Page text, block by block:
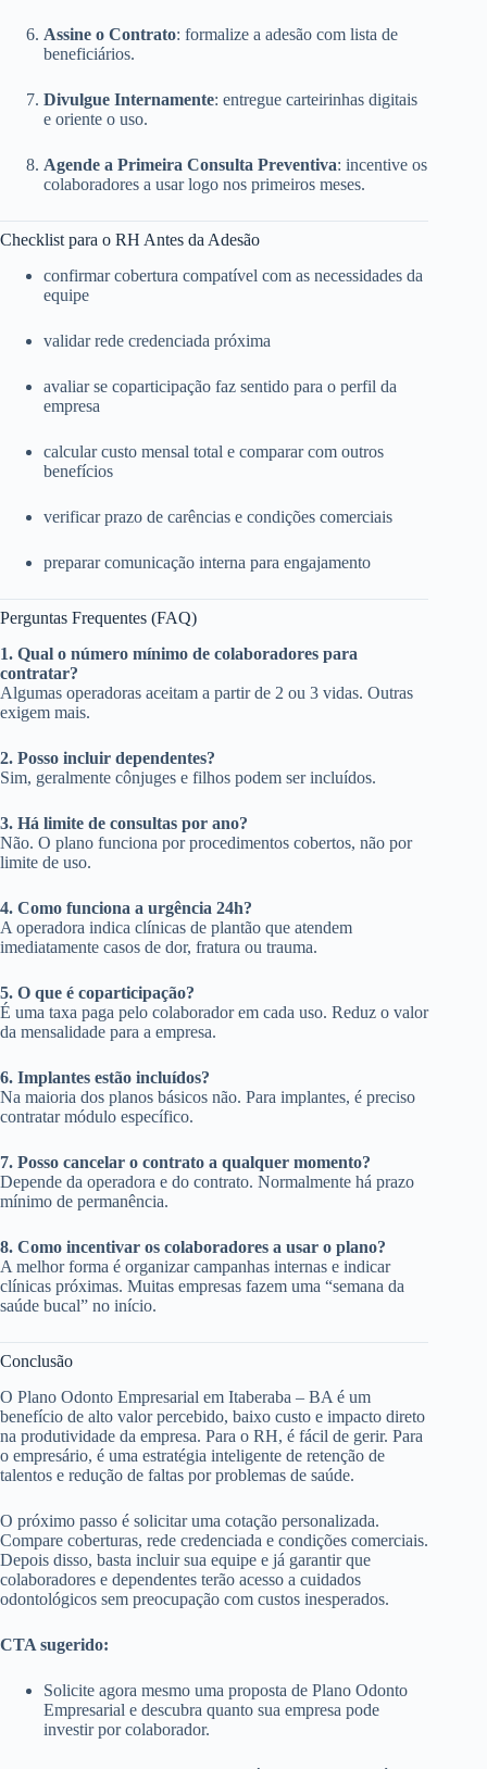
Assine o Contrato: formalize a adesão com lista de
beneficiários.
Divulgue Internamente: entregue carteirinhas digitais
e oriente o uso.
Agende a Primeira Consulta Preventiva: incentive os
colaboradores a usar logo nos primeiros meses.
Checklist para o RH Antes da Adesão
confirmar cobertura compatível com as necessidades da
equipe
validar rede credenciada próxima
avaliar se coparticipação faz sentido para o perfil da
empresa
calcular custo mensal total e comparar com outros
benefícios
verificar prazo de carências e condições comerciais
preparar comunicação interna para engajamento
Perguntas Frequentes (FAQ)
1. Qual o número mínimo de colaboradores para
contratar?
Algumas operadoras aceitam a partir de 2 ou 3 vidas. Outras
exigem mais.
2. Posso incluir dependentes?
Sim, geralmente cônjuges e filhos podem ser incluídos.
3. Há limite de consultas por ano?
Não. O plano funciona por procedimentos cobertos, não por
limite de uso.
4. Como funciona a urgência 24h?
A operadora indica clínicas de plantão que atendem
imediatamente casos de dor, fratura ou trauma.
5. O que é coparticipação?
É uma taxa paga pelo colaborador em cada uso. Reduz o valor
da mensalidade para a empresa.
6. Implantes estão incluídos?
Na maioria dos planos básicos não. Para implantes, é preciso
contratar módulo específico.
7. Posso cancelar o contrato a qualquer momento?
Depende da operadora e do contrato. Normalmente há prazo
mínimo de permanência.
8. Como incentivar os colaboradores a usar o plano?
A melhor forma é organizar campanhas internas e indicar
clínicas próximas. Muitas empresas fazem uma “semana da
saúde bucal” no início.
Conclusão
O Plano Odonto Empresarial em Itaberaba – BA é um
benefício de alto valor percebido, baixo custo e impacto direto
na produtividade da empresa. Para o RH, é fácil de gerir. Para
o empresário, é uma estratégia inteligente de retenção de
talentos e redução de faltas por problemas de saúde.
O próximo passo é solicitar uma cotação personalizada.
Compare coberturas, rede credenciada e condições comerciais.
Depois disso, basta incluir sua equipe e já garantir que
colaboradores e dependentes terão acesso a cuidados
odontológicos sem preocupação com custos inesperados.
CTA sugerido:
Solicite agora mesmo uma proposta de Plano Odonto
Empresarial e descubra quanto sua empresa pode
investir por colaborador.